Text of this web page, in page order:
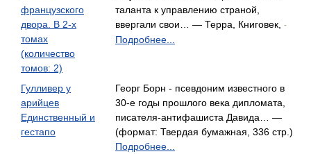
французского
двора. В 2-х
томах
(количество
томов: 2)
таланта к управлению страной,
ввергали свои… — Терра, Книговек,
-
Подробнее...
Гулливер у
арийцев
Единственный и
гестапо
Георг Борн - псевдоним известного в
30-е годы прошлого века дипломата,
писателя-антифашиста Давида… —
(формат: Твердая бумажная, 336 стр.)
Подробнее...